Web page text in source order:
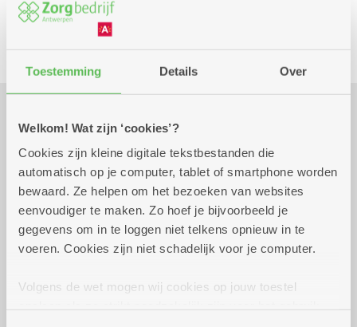
Toestemming Details Over
Welkom! Wat zijn ‘cookies’?
Cookies zijn kleine digitale tekstbestanden die
automatisch op je computer, tablet of smartphone worden
bewaard. Ze helpen om het bezoeken van websites
eenvoudiger te maken. Zo hoef je bijvoorbeeld je
gegevens om in te loggen niet telkens opnieuw in te
voeren. Cookies zijn niet schadelijk voor je computer.
Volgens de wet mogen wij cookies op jouw toestel
Eropuit
Praktisch
donderdag 10 september
2026
08.00 uur tot 17.00
uur
16.50 euro
Maaltijd niet inbegrepen
Reserveer vervoer